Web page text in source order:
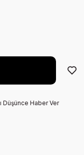
Düşünce Haber Ver